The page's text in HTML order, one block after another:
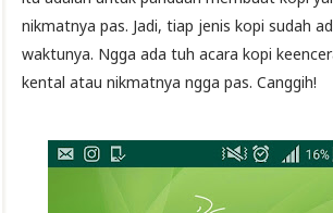
nikmatnya pas. Jadi, tiap jenis kopi sudah
waktunya. Ngga ada tuh acara kopi
kental atau nikmatnya ngga pas. Canggih!